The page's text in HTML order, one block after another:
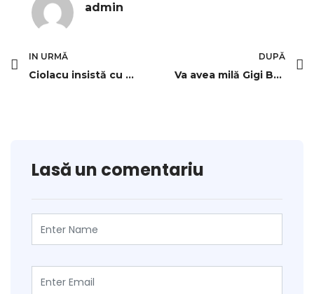
admin
IN URMĂ
Ciolacu insistă cu eliminarea unor facilități fiscale: Nu vor fi introduse impozite noi
DUPĂ
Va avea milă Gigi Becali sau este începutul sfârșitului pentru Siyabonga Ngezana la FCSB?
Lasă un comentariu